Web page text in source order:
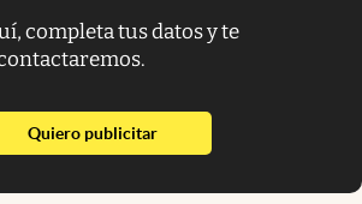
completa tus datos y te
Quiero publicitarabre en nueva pestaña